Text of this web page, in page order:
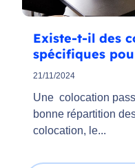
Existe-t-il des
spécifiques
21/11/2024
Une colocation
bonne répartition
colocation, le...